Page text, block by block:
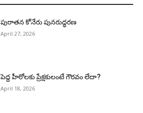
పురాత‌న కోనేరు పున‌రుద్ధ‌ర‌ణ
April 27, 2026
పెద్ద హీరోల‌కు ప్రేక్ష‌కులంటే గౌర‌వం లేదా?
April 18, 2026